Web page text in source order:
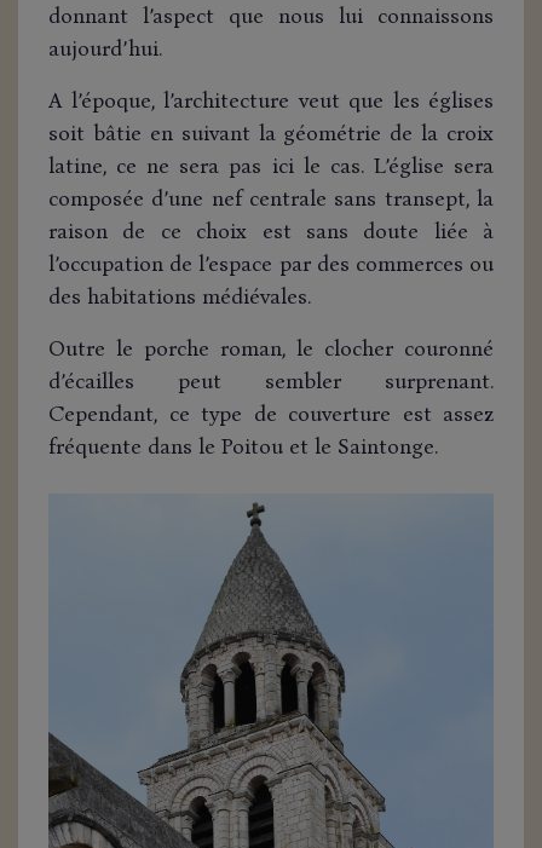
donnant l’aspect que nous lui connaissons
aujourd’hui.
A l’époque, l’architecture veut que les églises
soit bâtie en suivant la géométrie de la croix
latine, ce ne sera pas ici le cas. L’église sera
composée d’une nef centrale sans transept, la
raison de ce choix est sans doute liée à
l’occupation de l’espace par des commerces ou
des habitations médiévales.
Outre le porche roman, le clocher couronné
d’écailles peut sembler surprenant.
Cependant, ce type de couverture est assez
fréquente dans le Poitou et le Saintonge.